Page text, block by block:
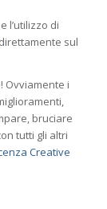
l’utilizzo di
sul
Ovviamente i
bruciare
tutti gli altri
Creative